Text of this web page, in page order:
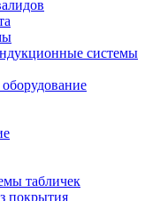
системы
табличек
покрытия